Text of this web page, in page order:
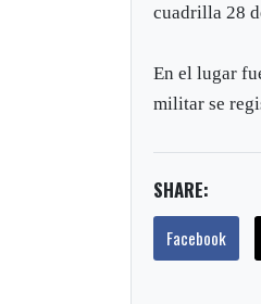
cuadrilla 28
En el lugar
militar se
SHARE:
Facebook